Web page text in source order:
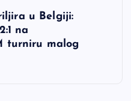
u Belgiji:
na
turniru malog